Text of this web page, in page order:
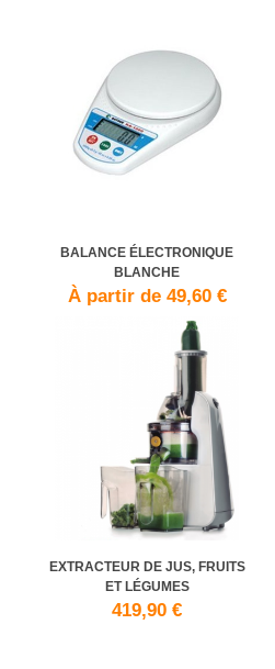
BALANCE ÉLECTRONIQUE
BLANCHE
À partir de 49,60 €
EXTRACTEUR DE JUS, FRUITS
ET LÉGUMES
419,90 €